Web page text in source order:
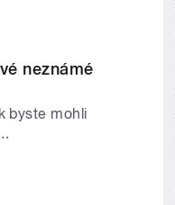
neznámé
byste mohli